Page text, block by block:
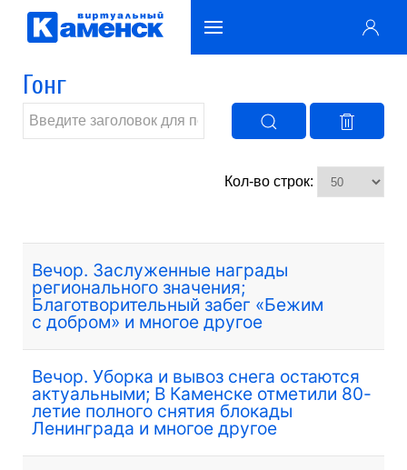
Гонг
Кол-во строк:
Вечор. Заслуженные награды
регионального значения;
Благотворительный забег «Бежим
с добром» и многое другое
Вечор. Уборка и вывоз снега остаются
актуальными; В Каменске отметили 80-
летие полного снятия блокады
Ленинграда и многое другое